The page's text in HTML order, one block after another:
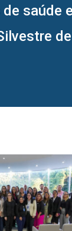
saúde